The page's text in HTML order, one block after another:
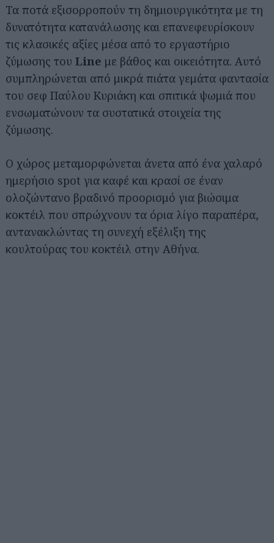
Τα ποτά εξισορροπούν τη δημιουργικότητα με τη
δυνατότητα κατανάλωσης και επανεφευρίσκουν
τις κλασικές αξίες μέσα από το εργαστήριο
ζύμωσης του Line με βάθος και οικειότητα. Αυτό
συμπληρώνεται από μικρά πιάτα γεμάτα φαντασία
του σεφ Παύλου Κυριάκη και σπιτικά ψωμιά που
ενσωματώνουν τα συστατικά στοιχεία της
ζύμωσης.
Ο χώρος μεταμορφώνεται άνετα από ένα χαλαρό
ημερήσιο spot για καφέ και κρασί σε έναν
ολοζώντανο βραδινό προορισμό για βιώσιμα
κοκτέιλ που σπρώχνουν τα όρια λίγο παραπέρα,
αντανακλώντας τη συνεχή εξέλιξη της
κουλτούρας του κοκτέιλ στην Αθήνα.